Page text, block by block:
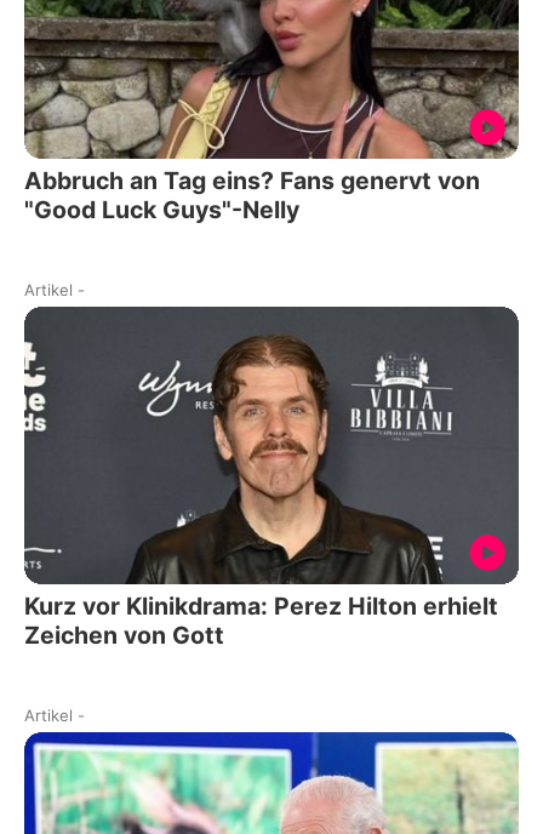
Abbruch an Tag eins? Fans genervt von
"Good Luck Guys"-Nelly
Artikel -
Kurz vor Klinikdrama: Perez Hilton erhielt
Zeichen von Gott
Artikel -